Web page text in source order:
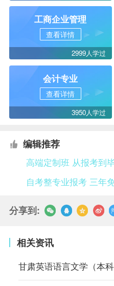
工商企业管理
查看详情
2999人学过
会计专业
查看详情
3950人学过
编辑推荐
高端定制班 从报考到
自考整专业报考 三年
分享到:
相关资讯
甘肃英语语言文学（本